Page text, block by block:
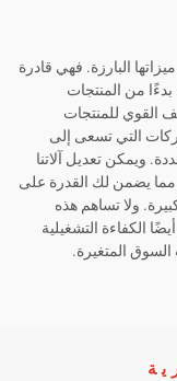
البارزة. فهي قادرة
من المنتجات
القوي للمنتجات
التي تسعى إلى
ويمكن تعديل آلاتنا
مما يضمن لك القدرة على
ولا تساهم هذه
الكفاءة التشغيلية
المتغيرة.